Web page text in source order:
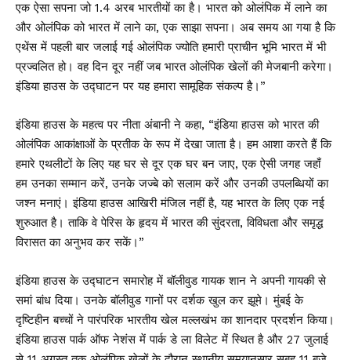
एक ऐसा सपना जो 1.4 अरब भारतीयों का है। भारत को ओलंपिक में लाने का
और ओलंपिक को भारत में लाने का, एक साझा सपना। अब समय आ गया है कि
एथेंस में पहली बार जलाई गई ओलंपिक ज्योति हमारी प्राचीन भूमि भारत में भी
प्रज्वलित हो। वह दिन दूर नहीं जब भारत ओलंपिक खेलों की मेजबानी करेगा।
इंडिया हाउस के उद्घाटन पर यह हमारा सामूहिक संकल्प है।”
इंडिया हाउस के महत्व पर नीता अंबानी ने कहा, “इंडिया हाउस को भारत की
ओलंपिक आकांक्षाओं के प्रतीक के रूप में देखा जाता है। हम आशा करते हैं कि
हमारे एथलीटों के लिए यह घर से दूर एक घर बन जाए, एक ऐसी जगह जहाँ
हम उनका सम्मान करें, उनके जज्बे को सलाम करें और उनकी उपलब्धियों का
जश्न मनाएं। इंडिया हाउस आखिरी मंजिल नहीं है, यह भारत के लिए एक नई
शुरुआत है। ताकि वे पेरिस के हृदय में भारत की सुंदरता, विविधता और समृद्ध
विरासत का अनुभव कर सकें।”
इंडिया हाउस के उद्घाटन समारोह में बॉलीवुड गायक शान ने अपनी गायकी से
समां बांध दिया। उनके बॉलीवुड गानों पर दर्शक खुल कर झूमे। मुंबई के
दृष्टिहीन बच्चों ने पारंपरिक भारतीय खेल मल्लखंभ का शानदार प्रदर्शन किया।
इंडिया हाउस पार्क ऑफ नेशंस में पार्क डे ला विलेट में स्थित है और 27 जुलाई